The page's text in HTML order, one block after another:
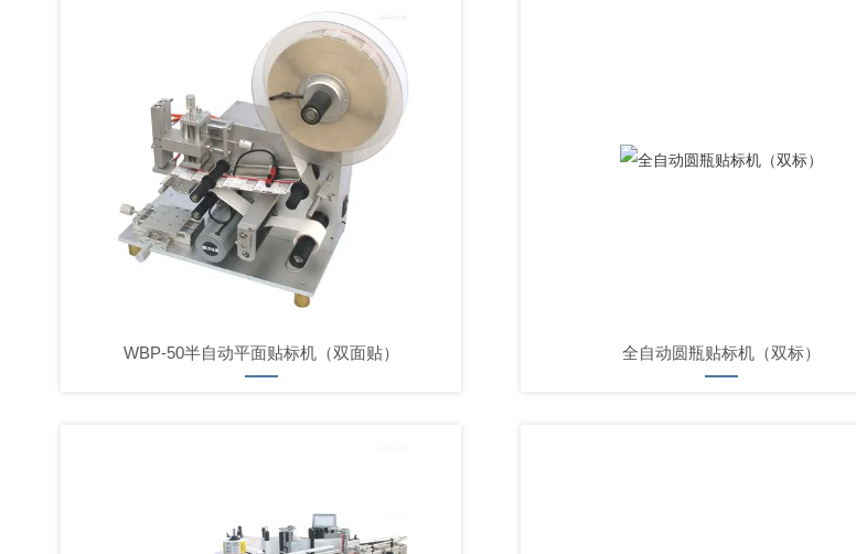
WBP-50半自动平面贴标机（双面贴） 全自动圆瓶贴标机（双标）